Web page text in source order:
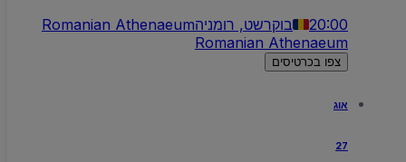
20:00 בוקרשט, רומניהRomanian Athenaeum
Romanian Athenaeum
צפו בכרטיסים
אוג
27